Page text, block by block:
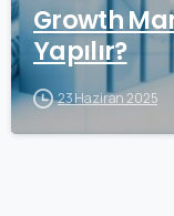
Growth
Yapılır?
23 Haziran 2025